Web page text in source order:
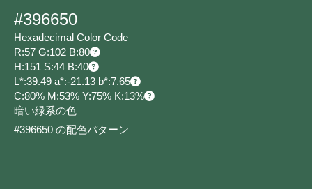
#396650
Hexadecimal Color Code
R:57 G:102 B:80
H:151 S:44 B:40
L*:39.49 a*:-21.13 b*:7.65
C:80% M:53% Y:75% K:13%
暗い緑系の色
#396650 の配色パターン